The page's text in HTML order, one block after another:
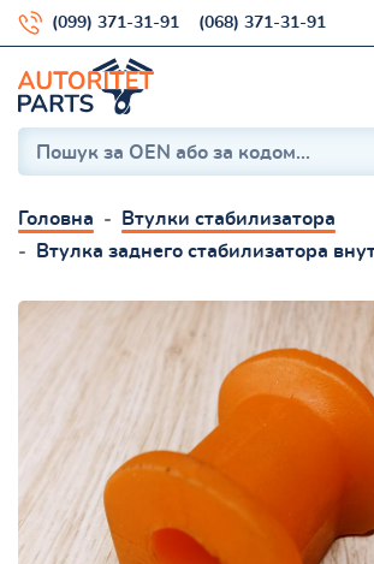
(099) 371-31-91 (068) 371-31-91
Головна
Втулки стабилизатора
Втулка заднего стабилизатора